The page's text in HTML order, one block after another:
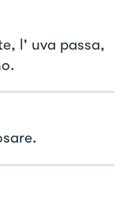
l' uva passa,